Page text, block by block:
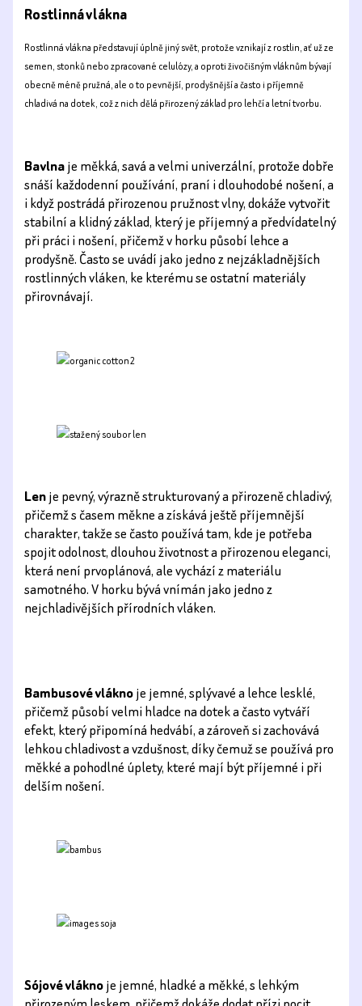
Rostlinná vlákna
Rostlinná vlákna představují úplně jiný svět, protože vznikají z rostlin, ať už ze
semen, stonků nebo zpracované celulózy, a oproti živočišným vláknům bývají
obecně méně pružná, ale o to pevnější, prodyšnější a často i příjemně
chladivá na dotek, což z nich dělá přirozený základ pro lehčí a letní tvorbu.
Bavlnaje měkká, savá a velmi univerzální, protože dobře
snáší každodenní používání, praní i dlouhodobé nošení, a
i když postrádá přirozenou pružnost vlny, dokáže vytvořit
stabilní a klidný základ, který je příjemný a předvídatelný
při práci i nošení, přičemž v horku působí lehce a
prodyšně. Často se uvádí jako jedno z nejzákladnějších
rostlinných vláken, ke kterému se ostatní materiály
přirovnávají.
Lenje pevný, výrazně strukturovaný a přirozeně chladivý,
přičemž s časem měkne a získává ještě příjemnější
charakter, takže se často používá tam, kde je potřeba
spojit odolnost, dlouhou životnost a přirozenou eleganci,
která není prvoplánová, ale vychází z materiálu
samotného. V horku bývá vnímán jako jedno z
nejchladivějších přírodních vláken.
Bambusové vláknoje jemné, splývavé a lehce lesklé,
přičemž působí velmi hladce na dotek a často vytváří
efekt, který připomíná hedvábí, a zároveň si zachovává
lehkou chladivost a vzdušnost, díky čemuž se používá pro
měkké a pohodlné úplety, které mají být příjemné i při
delším nošení.
Sójové vláknoje jemné, hladké a měkké, s lehkým